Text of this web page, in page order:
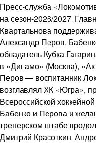
Пресс-служба
на сезон-2026/2027.
Квартальнова
Александр Перов.
обладатель Кубка
в «Динамо» (Москва),
Перов — воспитанник
возглавлял ХК «Югра»,
Всероссийской
Бабенко и Перова и
тренерском штабе
Дмитрий Красоткин,